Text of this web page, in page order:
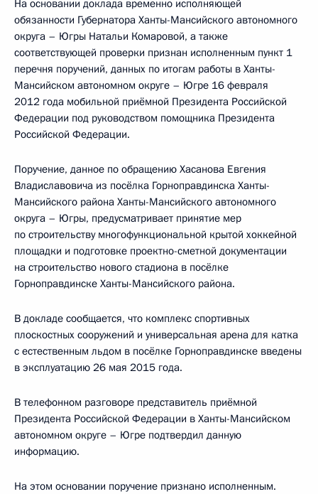
На основании доклада временно исполняющей
обязанности Губернатора Ханты-Мансийского автономного
округа – Югры Натальи Комаровой, а также
соответствующей проверки признан исполненным пункт 1
перечня поручений, данных по итогам работы в Ханты-
Мансийском автономном округе – Югре 16 февраля
2012 года мобильной приёмной Президента Российской
Федерации под руководством помощника Президента
Российской Федерации.
Поручение, данное по обращению Хасанова Евгения
Владиславовича из посёлка Горноправдинска Ханты-
Мансийского района Ханты-Мансийского автономного
округа – Югры, предусматривает принятие мер
по строительству многофункциональной крытой хоккейной
площадки и подготовке проектно-сметной документации
на строительство нового стадиона в посёлке
Горноправдинске Ханты-Мансийского района.
В докладе сообщается, что комплекс спортивных
плоскостных сооружений и универсальная арена для катка
с естественным льдом в посёлке Горноправдинске введены
в эксплуатацию 26 мая 2015 года.
В телефонном разговоре представитель приёмной
Президента Российской Федерации в Ханты-Мансийском
автономном округе – Югре подтвердил данную
информацию.
На этом основании поручение признано исполненным.